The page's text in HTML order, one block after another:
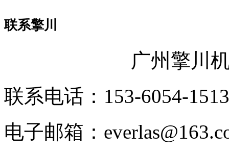
联系擎川
广州擎川
联系电话：153-6054-1513
电子邮箱：